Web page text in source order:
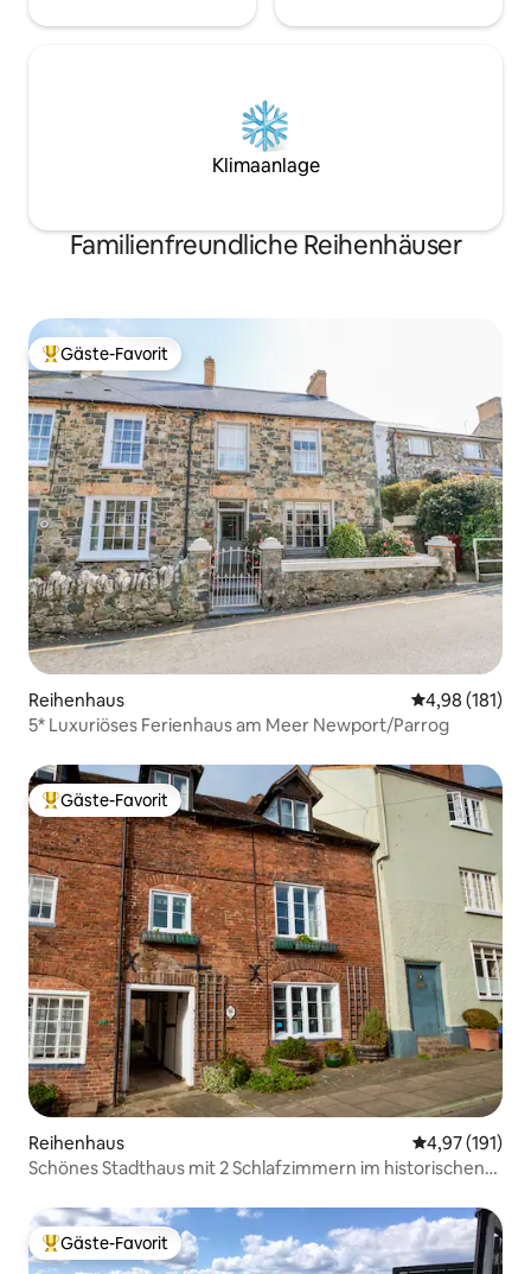
Klimaanlage
Familienfreundliche Reihenhäuser
Beliebter Gäste-Favorit.
Gäste-Favorit
Reihenhaus
4,98 (181)
5* Luxuriöses Ferienhaus am Meer Newport/Parrog
Beliebter Gäste-Favorit.
Gäste-Favorit
Reihenhaus
4,97 (191)
Schönes Stadthaus mit 2 Schlafzimmern im historischen
Beliebter Gäste-Favorit.
Gäste-Favorit